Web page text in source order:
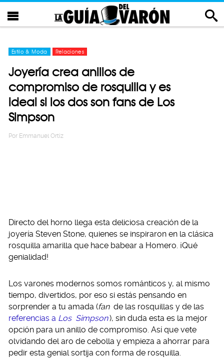
Estilo & Moda Relaciones
Joyería crea anillos de
compromiso de rosquilla y es
ideal si los dos son fans de Los
Simpson
Por Emmanuel Ortiz
Directo del horno llega esta deliciosa creación de la
joyería Steven Stone, quienes se inspiraron en la clásica
rosquilla amarilla que hace babear a Homero. ¡Qué
genialidad!
Los varones modernos somos románticos y, al mismo
tiempo, divertidos, por eso si estás pensando en
sorprender a tu amada (fan de las rosquillas y de las
referencias a Los Simpson), sin duda esta es la mejor
opción para un anillo de compromiso. Así que vete
olvidando del aro de cebolla y empieza a ahorrar para
pedir esta genial sortija con forma de rosquilla.